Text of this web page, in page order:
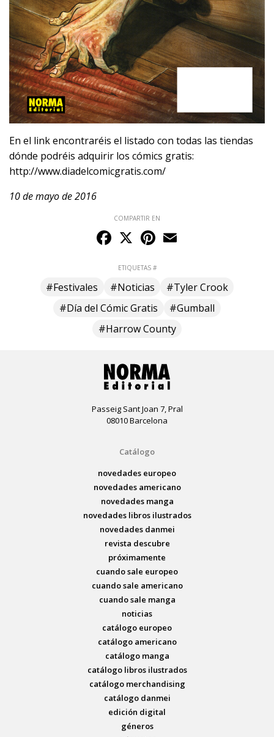
En el link encontraréis el listado con todas las tiendas
dónde podréis adquirir los cómics gratis:
http://www.diadelcomicgratis.com/
10 de mayo de 2016
COMPARTIR EN
Facebook
X Pinterest
ETIQUETAS #
#Festivales #Noticias
#Tyler Crook
#Día del Cómic Gratis
#Gumball
#Harrow County
Passeig Sant Joan 7, Pral
08010 Barcelona
Catálogo
novedades europeo
novedades americano
novedades manga
novedades libros ilustrados
novedades danmei
revista descubre
próximamente
cuando sale europeo
cuando sale americano
cuando sale manga
noticias
catálogo europeo
catálogo americano
catálogo manga
catálogo libros ilustrados
catálogo merchandising
catálogo danmei
edición digital
géneros